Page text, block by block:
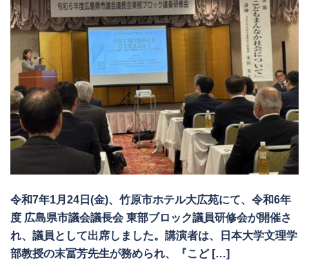
令和7年1月24日(金)、竹原市ホテル大広苑にて、令和6年
度 広島県市議会議長会 東部ブロック議員研修会が開催さ
れ、議員として出席しました。講演者は、日本大学文理学
部教授の末冨芳先生が務められ、『こど […]